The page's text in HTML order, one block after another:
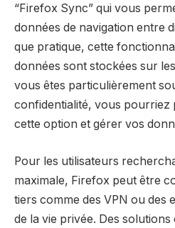
“Firefox Sync” qui vous
données de navigation entre
que pratique, cette
données sont stockées sur
vous êtes particulièrement
confidentialité, vous pourriez
cette option et gérer vos
Pour les utilisateurs
maximale, Firefox peut être
tiers comme des VPN ou des
de la vie privée. Des